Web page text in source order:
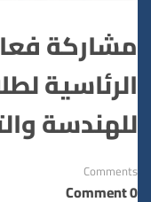
مشاركة
الرئاسية
للهندسة
Comments